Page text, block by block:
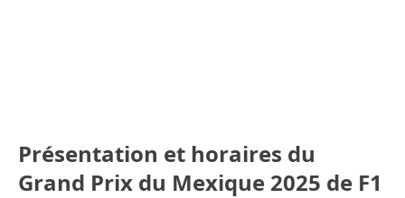
Présentation et horaires du
Grand Prix du Mexique 2025 de F1